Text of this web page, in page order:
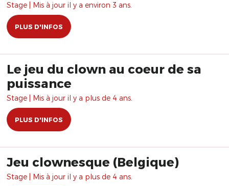
Stage | Mis à jour il y a environ 3 ans.
PLUS D'INFOS
Le jeu du clown au coeur de sa
puissance
Stage | Mis à jour il y a plus de 4 ans.
PLUS D'INFOS
Jeu clownesque (Belgique)
Stage | Mis à jour il y a plus de 4 ans.